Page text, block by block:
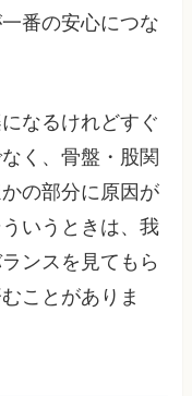
番の安心につな
なるけれどすぐ
く、骨盤・股関
の部分に原因が
いうときは、我
ンスを見てもら
ことがありま